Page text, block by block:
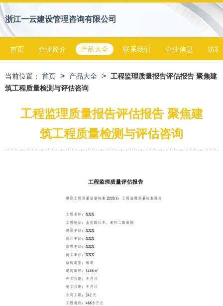
浙江一云建设管理咨询有限公司
首页 企业简介 产品大全 联系我们 企业信息 访客
当前位置： 首页 > 产品大全 > 工程监理质量报告评估报告 聚焦建
筑工程质量检测与评估咨询
工程监理质量报告评估报告 聚焦建
筑工程质量检测与评估咨询